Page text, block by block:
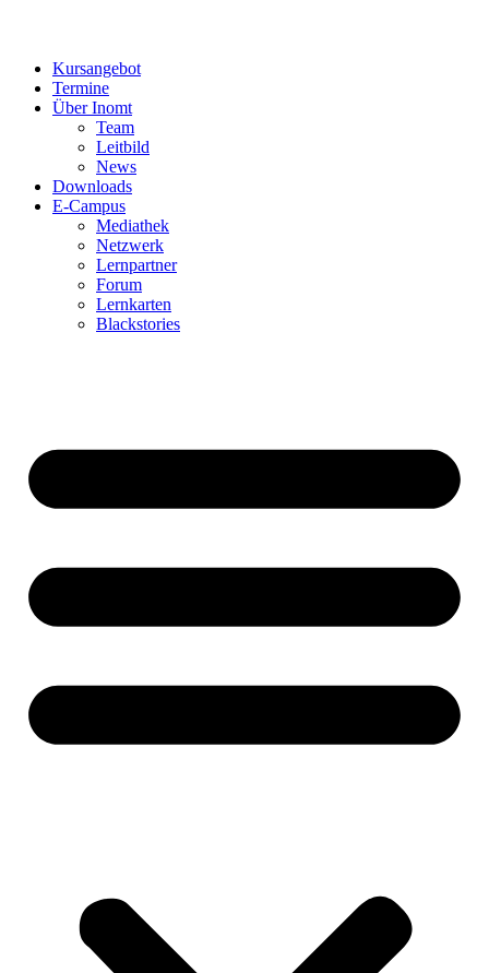
Kursangebot
Termine
Über Inomt
Team
Leitbild
News
Downloads
E-Campus
Mediathek
Netzwerk
Lernpartner
Forum
Lernkarten
Blackstories